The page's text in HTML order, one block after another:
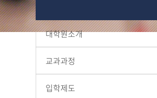
대학원소개
교과과정
입학제도